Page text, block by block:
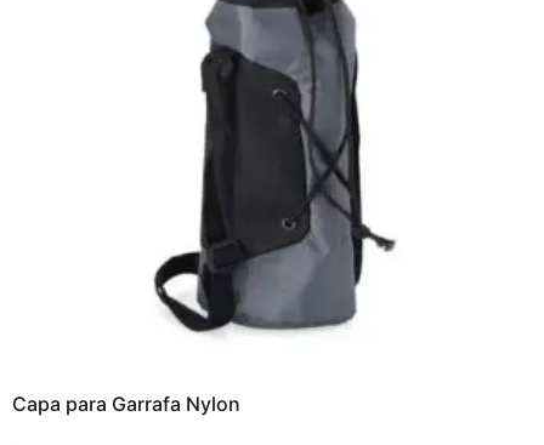
Capa para Garrafa Nylon